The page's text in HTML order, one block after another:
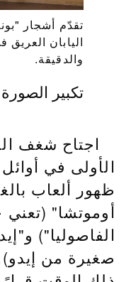
تقدّم أشجار
اليابان العريق
والدقيقة.
تكبير الصورة
اجتاح شغف
الأولى في
ظهور ألعاب
أوموتشا" (تعني
الفاصوليا")
صغيرة من